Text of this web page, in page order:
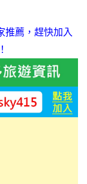
推薦，趕快加入
！